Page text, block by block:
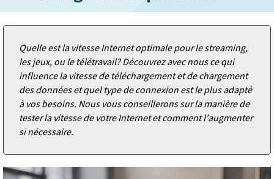
Quelle est la vitesse Internet optimale pour le streaming,
les jeux, ou le télétravail? Découvrez avec nous ce qui
influence la vitesse de téléchargement et de chargement
des données et quel type de connexion est le plus adapté
à vos besoins. Nous vous conseillerons sur la manière de
tester la vitesse de votre Internet et comment l'augmenter
si nécessaire.